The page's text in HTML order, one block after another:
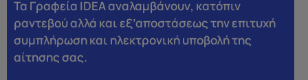
Τα Γραφεία IDEA αναλαμβάνουν, κατόπιν
ραντεβού αλλά και εξ’αποστάσεως την επιτυχή
συμπλήρωση και ηλεκτρονική υποβολή της
αίτησης σας.